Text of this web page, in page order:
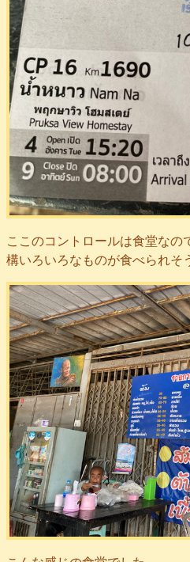
ここのコントロールは食堂なの
構いろいろなものが食べられそ